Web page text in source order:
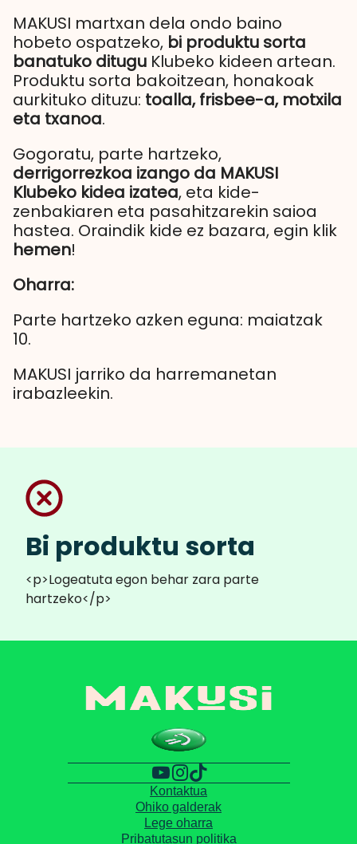
MAKUSI martxan dela ondo baino
hobeto ospatzeko, bi produktu sorta
banatuko ditugu Klubeko kideen artean.
Produktu sorta bakoitzean, honakoak
aurkituko dituzu: toalla, frisbee-a, motxila
eta txanoa.
Gogoratu, parte hartzeko,
derrigorrezkoa izango da MAKUSI
Klubeko kidea izatea, eta kide-
zenbakiaren eta pasahitzarekin saioa
hastea. Oraindik kide ez bazara, egin klik
hemen!
Oharra:
Parte hartzeko azken eguna: maiatzak
10.
MAKUSI jarriko da harremanetan
irabazleekin.
Bi produktu sorta
<p>Logeatuta egon behar zara parte
hartzeko</p>
Kontaktua
Ohiko galderak
Lege oharra
Pribatutasun politika